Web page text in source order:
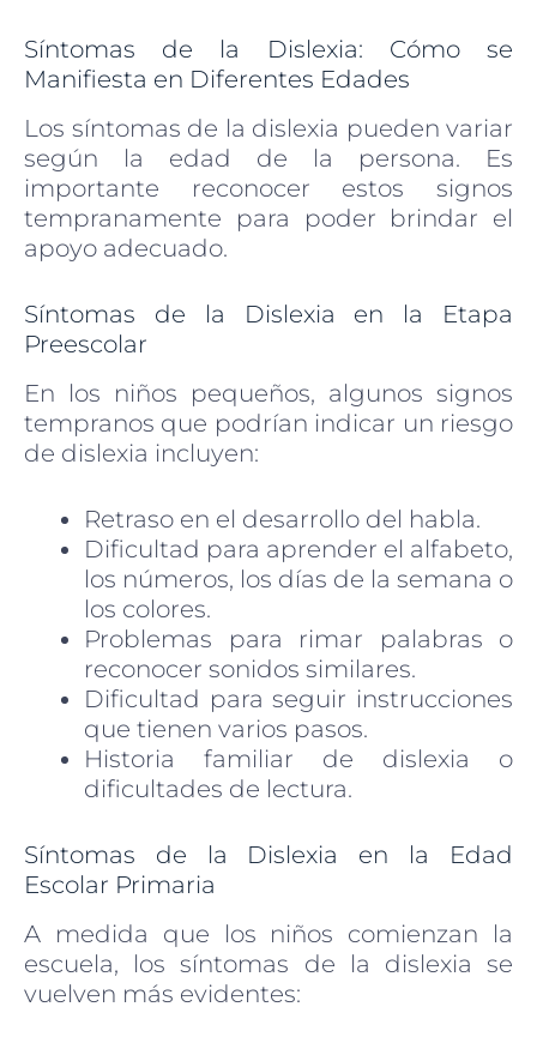
Síntomas de la Dislexia: Cómo se
Manifiesta en Diferentes Edades
Los síntomas de la dislexia pueden variar
según la edad de la persona. Es
importante reconocer estos signos
tempranamente para poder brindar el
apoyo adecuado.
Síntomas de la Dislexia en la Etapa
Preescolar
En los niños pequeños, algunos signos
tempranos que podrían indicar un riesgo
de dislexia incluyen:
Retraso en el desarrollo del habla.
Dificultad para aprender el alfabeto,
los números, los días de la semana o
los colores.
Problemas para rimar palabras o
reconocer sonidos similares.
Dificultad para seguir instrucciones
que tienen varios pasos.
Historia familiar de dislexia o
dificultades de lectura.
Síntomas de la Dislexia en la Edad
Escolar Primaria
A medida que los niños comienzan la
escuela, los síntomas de la dislexia se
vuelven más evidentes: